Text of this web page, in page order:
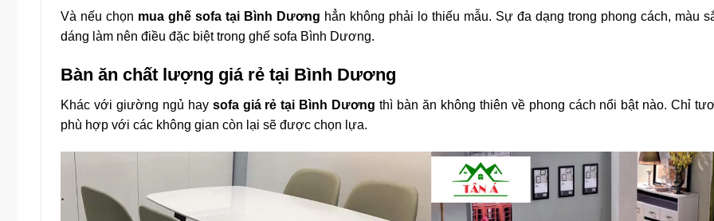
Và nếu chọn mua ghế sofa tại Bình Dương hẳn không phải lo thiếu mẫu. Sự đa dạng trong phong cách, màu
dáng làm nên điều đặc biệt trong ghế sofa Bình Dương.
Bàn ăn chất lượng giá rẻ tại Bình Dương
Khác với giường ngủ hay sofa giá rẻ tại Bình Dương thì bàn ăn không thiên về phong cách nổi bật nào. Chỉ
phù hợp với các không gian còn lại sẽ được chọn lựa.